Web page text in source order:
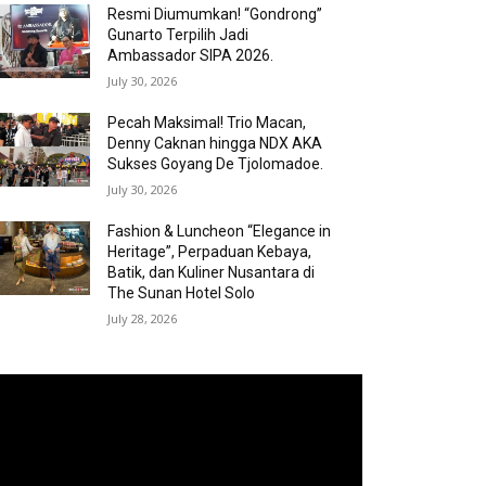
Resmi Diumumkan! “Gondrong”
Gunarto Terpilih Jadi
Ambassador SIPA 2026.
July 30, 2026
Pecah Maksimal! Trio Macan,
Denny Caknan hingga NDX AKA
Sukses Goyang De Tjolomadoe.
July 30, 2026
Fashion & Luncheon “Elegance in
Heritage”, Perpaduan Kebaya,
Batik, dan Kuliner Nusantara di
The Sunan Hotel Solo
July 28, 2026